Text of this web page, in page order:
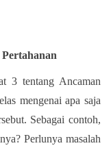
Pertahanan
3 tentang Ancaman
mengenai apa saja
Sebagai contoh,
Perlunya masalah